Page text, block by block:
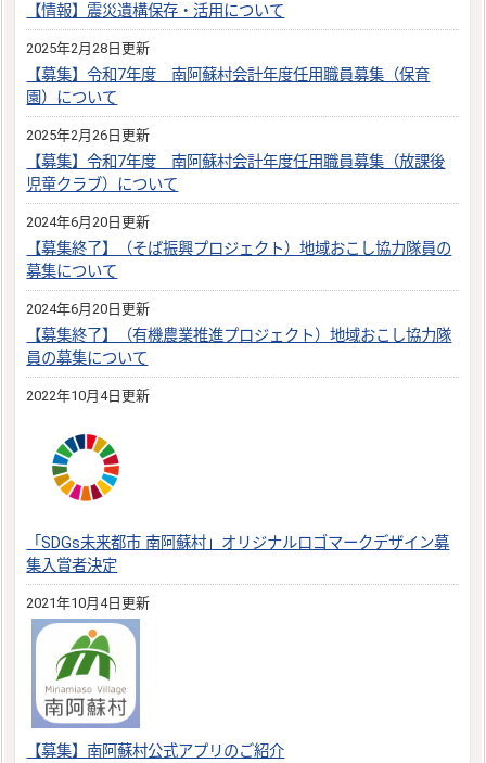
【情報】震災遺構保存・活用について
2025年2月28日更新
【募集】令和7年度 南阿蘇村会計年度任用職員募集（保育
園）について
2025年2月26日更新
【募集】令和7年度 南阿蘇村会計年度任用職員募集（放課後
児童クラブ）について
2024年6月20日更新
【募集終了】（そば振興プロジェクト）地域おこし協力隊員の
募集について
2024年6月20日更新
【募集終了】（有機農業推進プロジェクト）地域おこし協力隊
員の募集について
2022年10月4日更新
「SDGs未来都市 南阿蘇村」オリジナルロゴマークデザイン募
集入賞者決定
2021年10月4日更新
【募集】南阿蘇村公式アプリのご紹介